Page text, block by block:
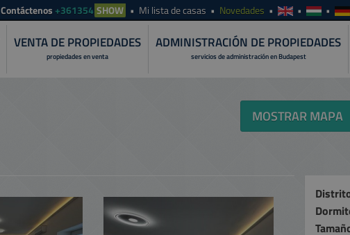
Contáctenos +361354 SHOW Mi lista de casas Novedades
VENTA DE PROPIEDADES
propiedades en venta
ADMINISTRACIÓN DE PROPIEDADES
servicios de administración en Budapest
MOSTRAR MAPA